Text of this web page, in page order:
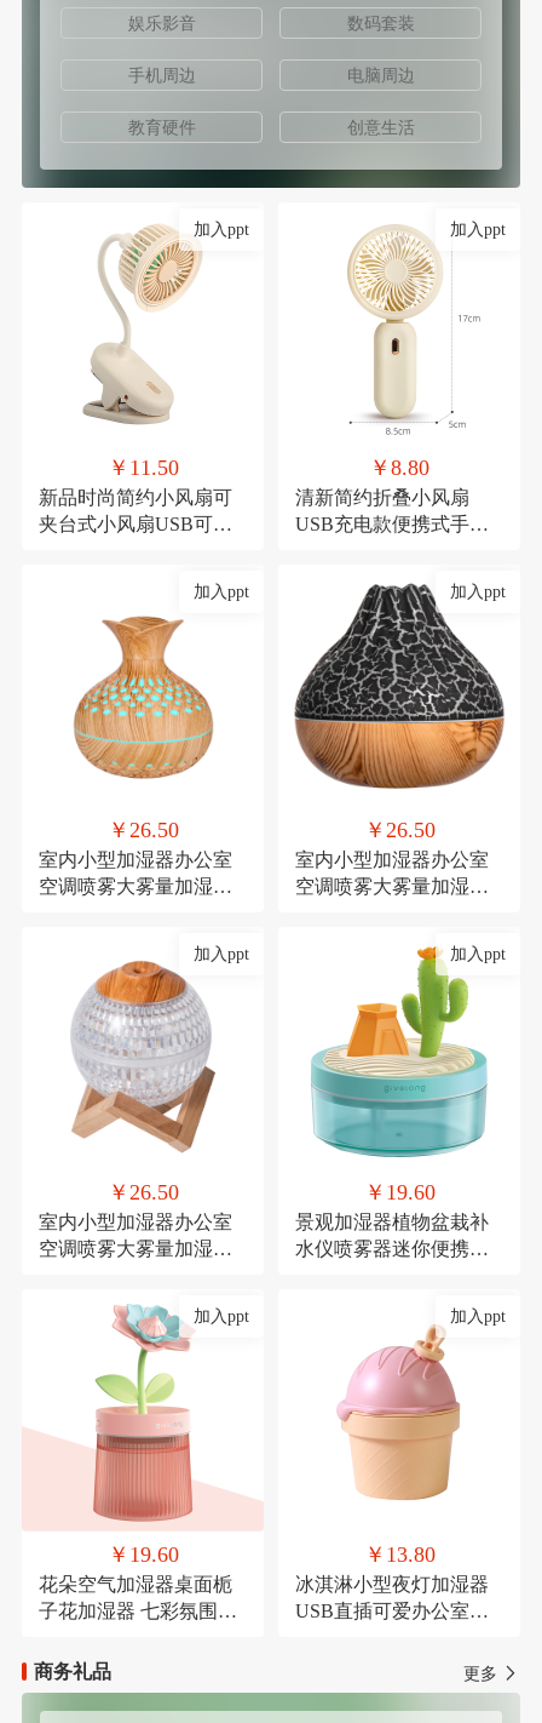
娱乐影音 数码套装
手机周边 电脑周边
教育硬件 创意生活
加入ppt
￥11.50
新品时尚简约小风扇可
夹台式小风扇USB可充
加入ppt
￥8.80
清新简约折叠小风扇
USB充电款便携式手持
加入ppt
￥26.50
室内小型加湿器办公室
空调喷雾大雾量加湿器
加入ppt
￥26.50
室内小型加湿器办公室
空调喷雾大雾量加湿器
加入ppt
￥26.50
室内小型加湿器办公室
空调喷雾大雾量加湿器
加入ppt
￥19.60
景观加湿器植物盆栽补
水仪喷雾器迷你便携式
加入ppt
￥19.60
花朵空气加湿器桌面栀
子花加湿器 七彩氛围灯
加入ppt
￥13.80
冰淇淋小型夜灯加湿器
USB直插可爱办公室桌
商务礼品
更多